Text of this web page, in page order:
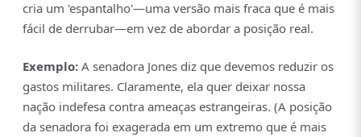
cria um 'espantalho'—uma versão mais fraca que é mais
fácil de derrubar—em vez de abordar a posição real.
Exemplo: A senadora Jones diz que devemos reduzir os
gastos militares. Claramente, ela quer deixar nossa
nação indefesa contra ameaças estrangeiras. (A posição
da senadora foi exagerada em um extremo que é mais